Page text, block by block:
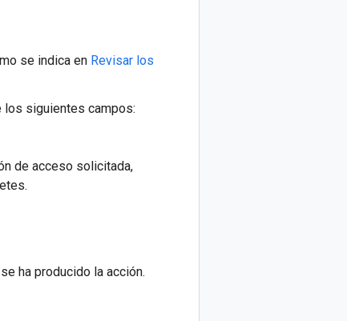
se indica en Revisar los
los siguientes campos:
de acceso solicitada,
ha producido la acción.